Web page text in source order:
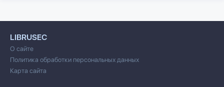
LIBRUSEC
О сайте
Политика обработки персональных данных
Карта сайта